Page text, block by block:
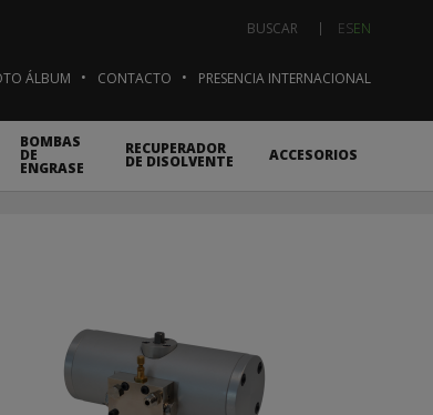
ESEN
BUSCAR
ÁLBUM CONTACTO PRESENCIA INTERNACIONAL
BOMBAS
DE
ENGRASE
RECUPERADOR
DE DISOLVENTE ACCESORIOS